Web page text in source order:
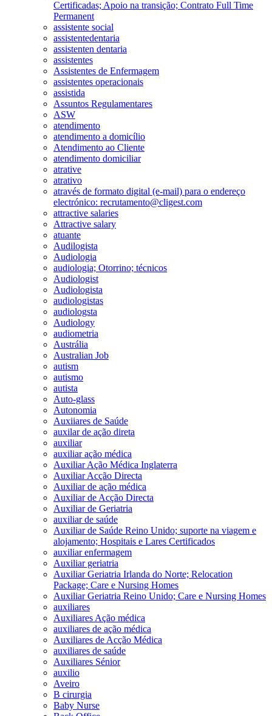
Certificadas; Apoio na transição; Contrato Full Time
Permanent
assistente social
assistentedentaria
assistenten dentaria
assistentes
Assistentes de Enfermagem
assistentes operacionais
assistida
Assuntos Regulamentares
ASW
atendimento
atendimento a domicílio
Atendimento ao Cliente
atendimento domiciliar
atrative
atrativo
através de formato digital (e-mail) para o endereço
electrónico: recrutamento@cligest.com
attractive salaries
Attractive salary
atuante
Audilogista
Audiologia
audiologia; Otorrino; técnicos
Audiologist
Audiologista
audiologistas
audiologsta
Audiology
audiometria
Austrália
Australian Job
autism
autismo
autista
Auto-glass
Autonomia
Auxiiares de Saúde
auxilar de ação direta
auxiliar
auxiliar ação médica
Auxiliar Ação Médica Inglaterra
Auxiliar Acção Directa
Auxiliar de ação médica
Auxiliar de Acção Directa
Auxiliar de Geriatria
auxiliar de saúde
Auxiliar de Saúde Reino Unido; suporte na viagem e
alojamento; Hospitais e Lares Certificados
auxiliar enfermagem
Auxiliar geriatria
Auxiliar Geriatria Irlanda do Norte; Relocation
Package; Care e Nursing Homes
Auxiliar Geriatria Reino Unido; Care e Nursing Homes
auxiliares
Auxiliares Ação médica
auxiliares de ação médica
Auxiliares de Acção Médica
auxiliares de saúde
Auxiliares Sénior
auxilio
Aveiro
B cirurgia
Baby Nurse